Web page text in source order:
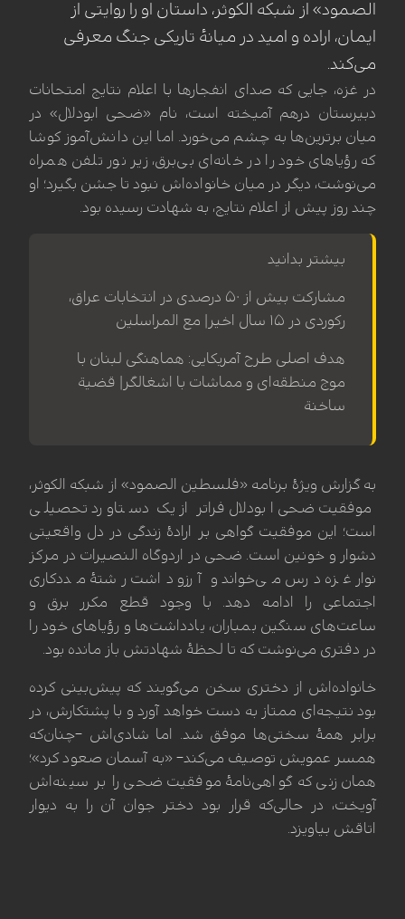
الصمود» از شبکه الکوثر، داستان او را روایتی از
ایمان، اراده و امید در میانهٔ تاریکی جنگ معرفی
می‌کند.
در غزه، جایی که صدای انفجارها با اعلام نتایج امتحانات
دبیرستان درهم آمیخته است، نام «ضحی ابودلال» در
میان برترین‌ها به چشم می‌خورد. اما این دانش‌آموز کوشا
که رؤیاهای خود را در خانه‌ای بی‌برق، زیر نور تلفن همراه
می‌نوشت، دیگر در میان خانواده‌اش نبود تا جشن بگیرد؛ او
چند روز پیش از اعلام نتایج، به شهادت رسیده بود.
بیشتر بدانید
مشارکت بیش از ۵۰ درصدی در انتخابات عراق،
رکوردی در ۱۵ سال اخیر| مع المراسلین
هدف اصلی طرح آمریکایی: هماهنگی لبنان با
موج منطقه‌ای و مماشات با اشغالگر| قضیة
ساخنة
به گزارش ویژهٔ برنامه «فلسطین الصمود» از شبکه الکوثر،
موفقیت ضحی ابودلال فراتر از یک دستاورد تحصیلی
است؛ این موفقیت گواهی بر ارادهٔ زندگی در دل واقعیتی
دشوار و خونین است. ضحی در اردوگاه النصیرات در مرکز
نوار غزه درس می‌خواند و آرزو داشت رشتهٔ مددکاری
اجتماعی را ادامه دهد. با وجود قطع مکرر برق و
ساعت‌های سنگین بمباران، یادداشت‌ها و رؤیاهای خود را
در دفتری می‌نوشت که تا لحظهٔ شهادتش باز مانده بود.
خانواده‌اش از دختری سخن می‌گویند که پیش‌بینی کرده
بود نتیجه‌ای ممتاز به دست خواهد آورد و با پشتکارش، در
برابر همهٔ سختی‌ها موفق شد. اما شادی‌اش –چنان‌که
همسر عمویش توصیف می‌کند– «به آسمان صعود کرد»؛
همان زنی که گواهی‌نامهٔ موفقیت ضحی را بر سینه‌اش
آویخت، در حالی‌که قرار بود دختر جوان آن را به دیوار
اتاقش بیاویزد.